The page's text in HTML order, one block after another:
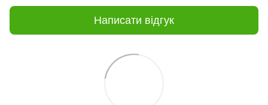
Написати відгук